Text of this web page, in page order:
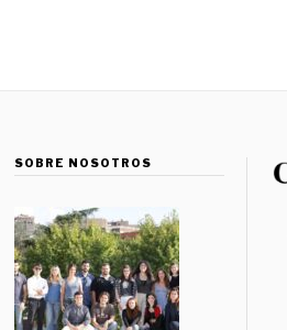
SOBRE NOSOTROS